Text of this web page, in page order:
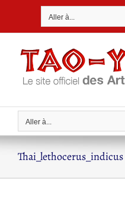
Aller à...
Aller à...
Thai_lethocerus_indicus